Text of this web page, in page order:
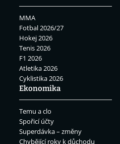
MMA
Fotbal 2026/27
Hokej 2026
Tenis 2026
F1 2026
Atletika 2026
Cyklistika 2026
Ekonomika
Temu a clo
Spořicí účty
Superdávka – změny
Chybějící roky k důchodu